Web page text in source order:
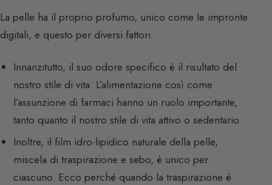
La pelle ha il proprio profumo, unico come le impronte
digitali, e questo per diversi fattori.
Innanzitutto, il suo odore specifico è il risultato del
nostro stile di vita. L’alimentazione così come
l’assunzione di farmaci hanno un ruolo importante,
tanto quanto il nostro stile di vita attivo o sedentario.
Inoltre, il film idro-lipidico naturale della pelle,
miscela di traspirazione e sebo, è unico per
ciascuno. Ecco perché quando la traspirazione è